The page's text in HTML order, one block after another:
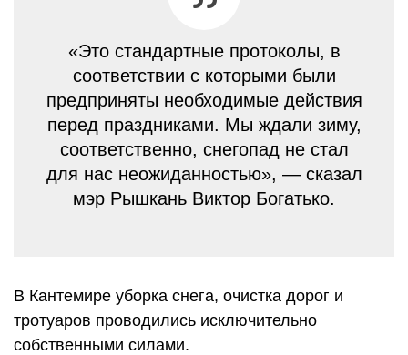
«Это стандартные протоколы, в
соответствии с которыми были
предприняты необходимые действия
перед праздниками. Мы ждали зиму,
соответственно, снегопад не стал
для нас неожиданностью», — сказал
мэр Рышкань Виктор Богатько.
В Кантемире уборка снега, очистка дорог и
тротуаров проводились исключительно
собственными силами.